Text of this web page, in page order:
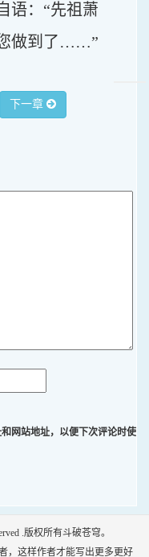
语：“先祖萧
做到了……”
下一章
网站地址，以便下次评论时使
.版权所有斗破苍穹。
，这样作者才能写出更多更好